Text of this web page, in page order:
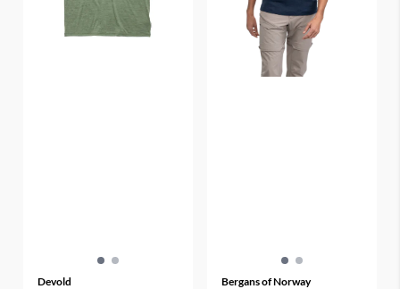
Devold Bergans of Norway